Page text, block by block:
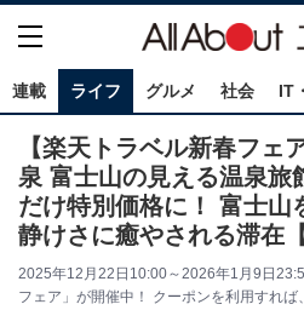
連載 ライフ グルメ 社会 IT
【楽天トラベル新春フェ
泉 富士山の見える温泉旅
だけ特別価格に！ 富士山
静けさに癒やされる滞在
2025年12月22日10:00～2026年1月9日
フェア」が開催中！ クーポンを利用すれ